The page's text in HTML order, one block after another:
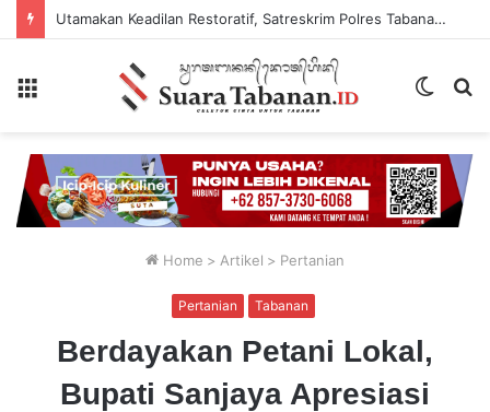
Utamakan Keadilan Restoratif, Satreskrim Polres Tabanan Gelar Perkara Kasus Penganiayaan Anak
Switch
Home > Artikel > Pertanian
Pertanian Tabanan
Berdayakan Petani Lokal,
Bupati Sanjaya Apresiasi